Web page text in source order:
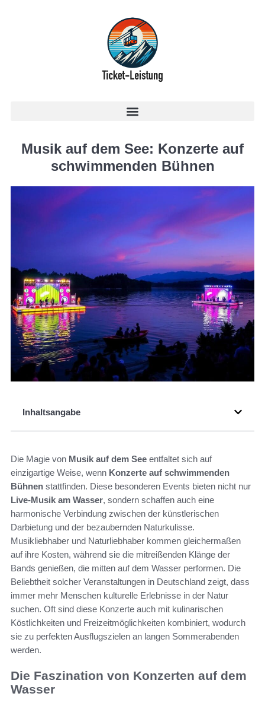
Musik auf dem See: Konzerte auf
schwimmenden Bühnen
Inhaltsangabe
Die Magie von Musik auf dem See entfaltet sich auf
einzigartige Weise, wenn Konzerte auf schwimmenden
Bühnen stattfinden. Diese besonderen Events bieten nicht nur
Live-Musik am Wasser, sondern schaffen auch eine
harmonische Verbindung zwischen der künstlerischen
Darbietung und der bezaubernden Naturkulisse.
Musikliebhaber und Naturliebhaber kommen gleichermaßen
auf ihre Kosten, während sie die mitreißenden Klänge der
Bands genießen, die mitten auf dem Wasser performen. Die
Beliebtheit solcher Veranstaltungen in Deutschland zeigt, dass
immer mehr Menschen kulturelle Erlebnisse in der Natur
suchen. Oft sind diese Konzerte auch mit kulinarischen
Köstlichkeiten und Freizeitmöglichkeiten kombiniert, wodurch
sie zu perfekten Ausflugszielen an langen Sommerabenden
werden.
Die Faszination von Konzerten auf dem
Wasser